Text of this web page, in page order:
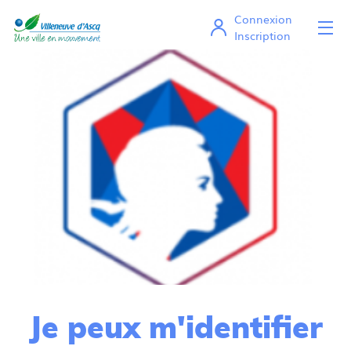
Mes démarches en ligne
Connexion
Inscription
Je peux m'identifier